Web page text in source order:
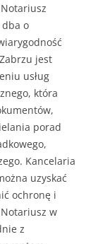
o
jest
usług
która
porad
Kancelaria
uzyskać
ochronę i
w
z